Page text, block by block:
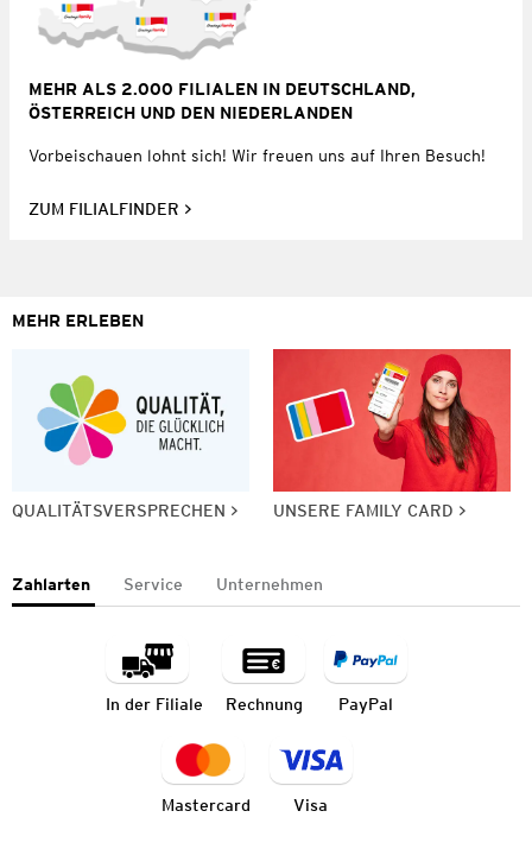
MEHR ALS 2.000 FILIALEN IN DEUTSCHLAND,
ÖSTERREICH UND DEN NIEDERLANDEN
Vorbeischauen lohnt sich! Wir freuen uns auf Ihren Besuch!
ZUM FILIALFINDER
MEHR ERLEBEN
QUALITÄTSVERSPRECHEN UNSERE FAMILY CARD
Zahlarten Service Unternehmen
In der Filiale Rechnung PayPal
Mastercard Visa